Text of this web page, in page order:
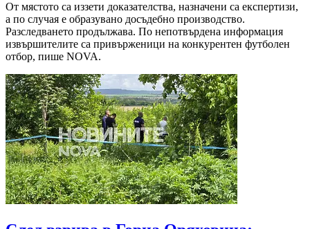
От мястото са иззети доказателства, назначени са експертизи,
а по случая е образувано досъдебно производство.
Разследването продължава. По непотвърдена информация
извършителите са привърженици на конкурентен футболен
отбор, пише NOVA.